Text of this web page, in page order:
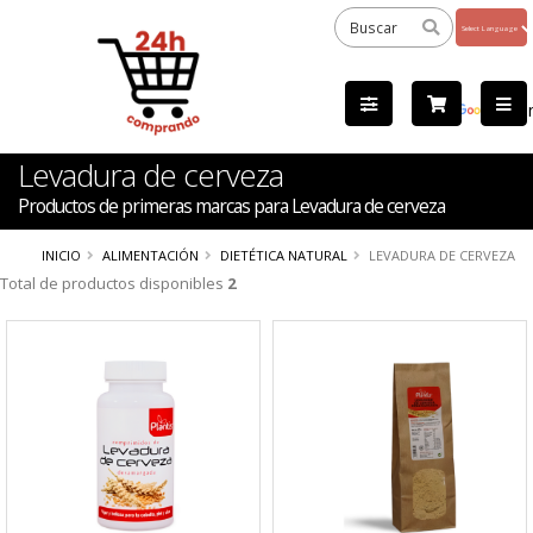
by
Levadura de cerveza
Productos de primeras marcas para Levadura de cerveza
INICIO ALIMENTACIÓN DIETÉTICA NATURAL LEVADURA DE CERVEZA
Total de productos disponibles 2